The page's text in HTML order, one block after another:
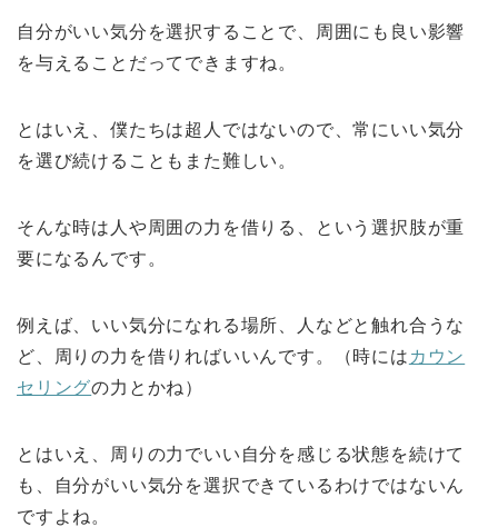
自分がいい気分を選択することで、周囲にも良い影響
を与えることだってできますね。
とはいえ、僕たちは超人ではないので、常にいい気分
を選び続けることもまた難しい。
そんな時は人や周囲の力を借りる、という選択肢が重
要になるんです。
例えば、いい気分になれる場所、人などと触れ合うな
ど、周りの力を借りればいいんです。（時には カウン
セリングの力とかね）
とはいえ、周りの力でいい自分を感じる状態を続けて
も、自分がいい気分を選択できているわけではないん
ですよね。